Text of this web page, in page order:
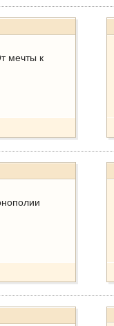
мечты к